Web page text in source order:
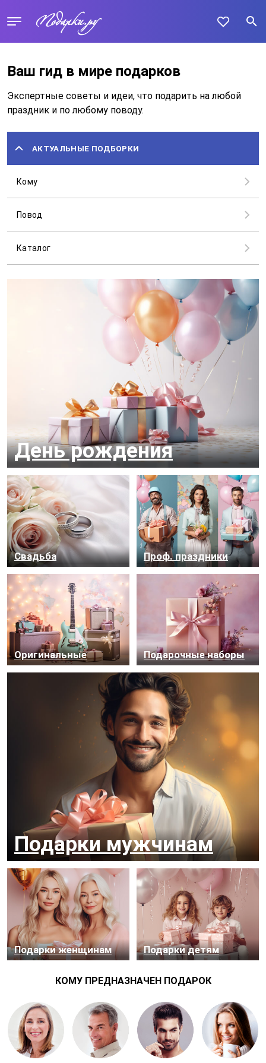
Ваш гид в мире подарков
Экспертные советы и идеи, что подарить на любой
праздник и по любому поводу.
АКТУАЛЬНЫЕ ПОДБОРКИ
Кому
Повод
Каталог
День рож­де­ния
Свадь­ба Проф. праз­дни­ки
Ори­ги­наль­ные Пода­роч­ные на­бо­ры
Подар­ки муж­чи­нам
Подар­ки жен­щи­нам Подар­ки де­тям
КОМУ ПРЕДНАЗНАЧЕН ПОДАРОК